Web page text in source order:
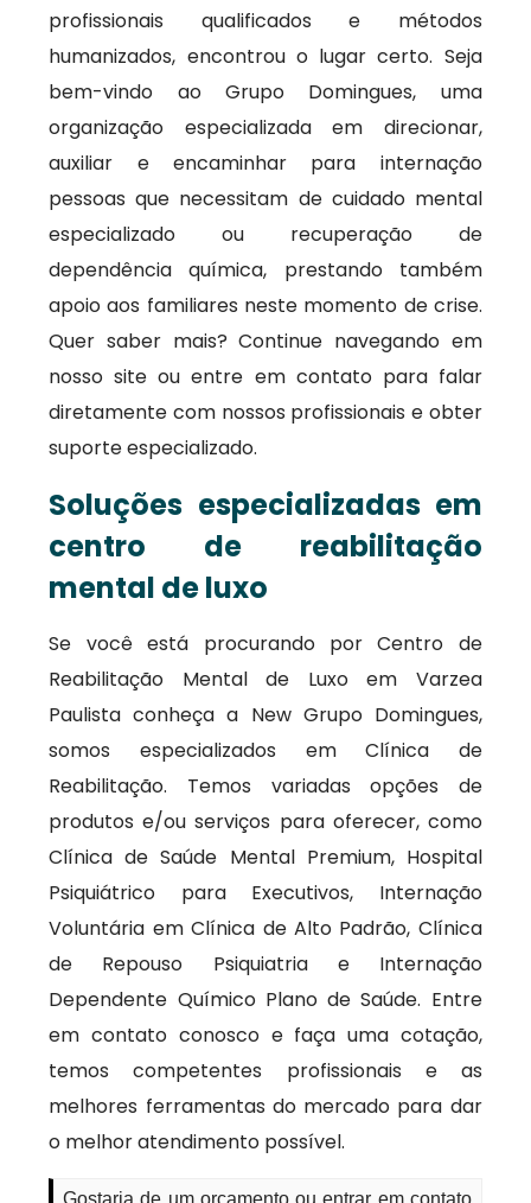
profissionais qualificados e métodos
humanizados, encontrou o lugar certo. Seja
bem-vindo ao Grupo Domingues, uma
organização especializada em direcionar,
auxiliar e encaminhar para internação
pessoas que necessitam de cuidado mental
especializado ou recuperação de
dependência química, prestando também
apoio aos familiares neste momento de crise.
Quer saber mais? Continue navegando em
nosso site ou entre em contato para falar
diretamente com nossos profissionais e obter
suporte especializado.
Soluções especializadas em
centro de reabilitação
mental de luxo
Se você está procurando por Centro de
Reabilitação Mental de Luxo em Varzea
Paulista conheça a New Grupo Domingues,
somos especializados em Clínica de
Reabilitação. Temos variadas opções de
produtos e/ou serviços para oferecer, como
Clínica de Saúde Mental Premium, Hospital
Psiquiátrico para Executivos, Internação
Voluntária em Clínica de Alto Padrão, Clínica
de Repouso Psiquiatria e Internação
Dependente Químico Plano de Saúde. Entre
em contato conosco e faça uma cotação,
temos competentes profissionais e as
melhores ferramentas do mercado para dar
o melhor atendimento possível.
Gostaria de um orçamento ou entrar em contato